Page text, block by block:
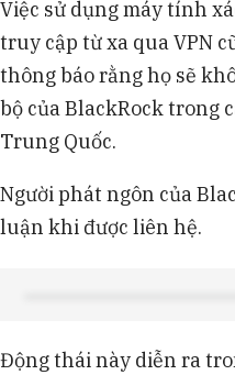
Việc sử dụng máy tính
truy cập từ xa qua VPN
thông báo rằng họ sẽ
bộ của BlackRock trong
Trung Quốc.
Người phát ngôn của
luận khi được liên hệ.
Động thái này diễn ra